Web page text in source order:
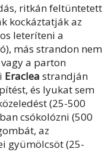
ritkán feltüntetett
kockáztatják az
leteríteni a
más strandon nem
a parton
Eraclea strandján
és lyukat sem
(25-500
csókolózni (500
az
gyümölcsöt (25-